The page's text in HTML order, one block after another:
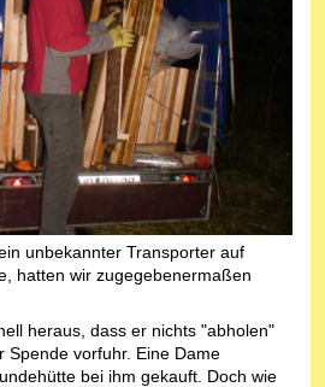
unbekannter Transporter auf
hatten wir zugegebenermaßen
heraus, dass er nichts "abholen"
Spende vorfuhr. Eine Dame
bei ihm gekauft. Doch wie